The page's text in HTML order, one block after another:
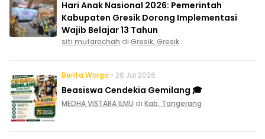
Hari Anak Nasional 2026: Pemerintah
Kabupaten Gresik Dorong Implementasi
Wajib Belajar 13 Tahun
siti mufarochah di Gresik, Gresik
Berita Warga • 26 Jul 2026
Beasiswa Cendekia Gemilang 🎓
MEDHA VISTARA ILMU di Kab. Tangerang